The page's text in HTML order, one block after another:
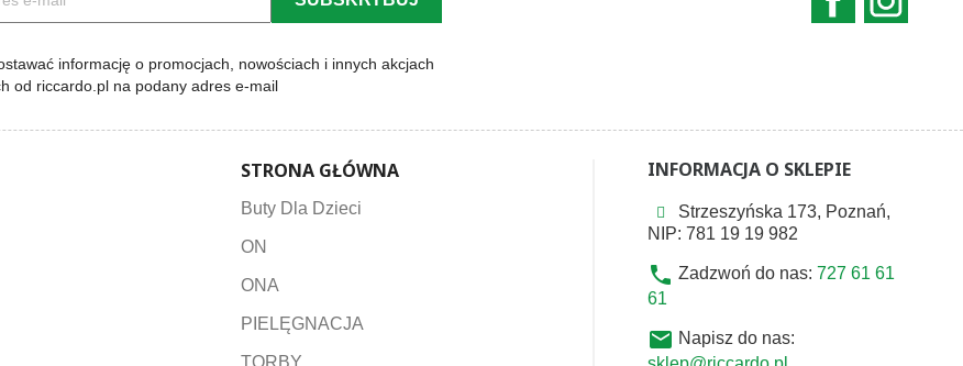
informację o promocjach, nowościach i innych akcjach
od riccardo.pl na podany adres e-mail
STRONA GŁÓWNA
Buty Dla Dzieci
ON
ONA
PIELĘGNACJA
TORBY
INFORMACJA O SKLEPIE
Strzeszyńska 173, Poznań,
NIP: 781 19 19 982
phone Zadzwoń do nas: 727 61 61
61
email Napisz do nas: